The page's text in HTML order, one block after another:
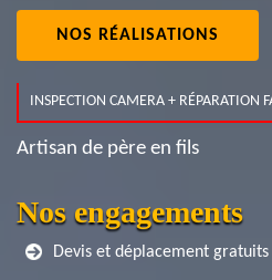
NOS RÉALISATIONS
INSPECTION CAMERA + RÉPARATION
Artisan de père en fils
Nos engagements
Devis et déplacement gratuits